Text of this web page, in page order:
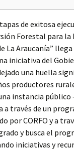
de exitosa
Forestal para la
La Araucanía”
iniciativa del
una huella
productores
instancia público
a través de un
por CORFO y a
y busca el
iniciativas y